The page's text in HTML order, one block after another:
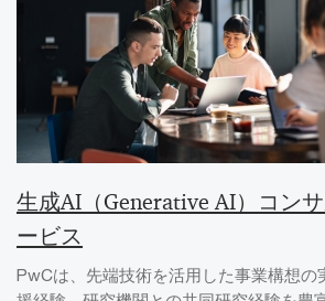
生成AI（Generative AI）コン
ービス
PwCは、先端技術を活用した事業構想の